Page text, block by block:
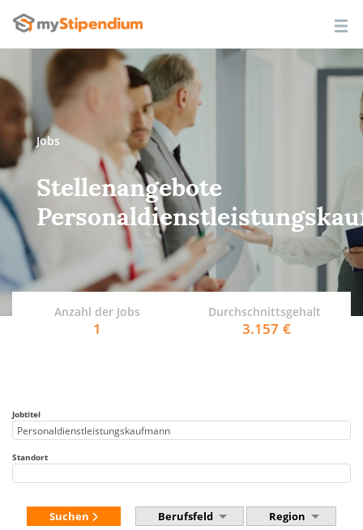
Jobs
Stellenangebote
Anzahl der Jobs
1
Durchschnittsgehalt
3.157
Jobtitel
Standort
Suchen Berufsfeld Region